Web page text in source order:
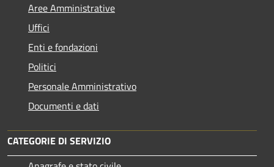
Aree Amministrative
Uffici
Enti e fondazioni
Politici
Personale Amministrativo
Documenti e dati
CATEGORIE DI SERVIZIO